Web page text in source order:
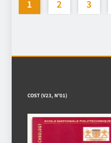
1 2 3
COST (V23, N°01)